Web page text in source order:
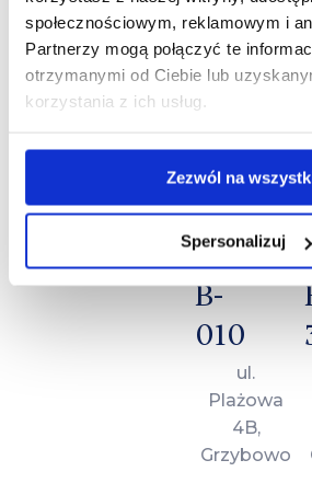
społecznościowym, reklamowym i
Partnerzy mogą połączyć te
otrzymanymi od Ciebie lub
korzystania z ich usług.
Zezwól na
Spersonalizuj
doba
Plażowa
B-
010
ul.
Plażowa
4B,
Grzybowo